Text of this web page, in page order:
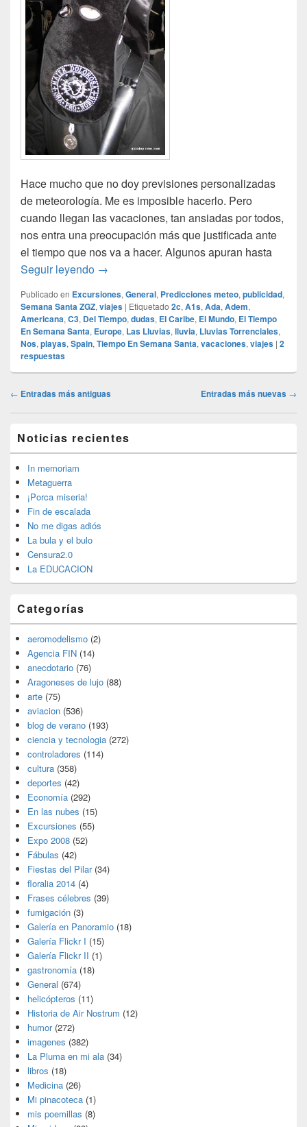
Hace mucho que no doy previsiones personalizadas
de meteorología. Me es imposible hacerlo. Pero
cuando llegan las vacaciones, tan ansiadas por todos,
nos entra una preocupación más que justificada ante
el tiempo que nos va a hacer. Algunos apuran hasta
Seguir leyendo El tiempo en Semana Santa
→
Publicado en Excursiones, General, Predicciones meteo, publicidad,
Semana Santa ZGZ, viajes | Etiquetado 2c, A1s, Ada, Adem,
Americana, C3, Del Tiempo, dudas, El Caribe, El Mundo, El Tiempo
En Semana Santa, Europe, Las Lluvias, lluvia, Lluvias Torrenciales,
Nos, playas, Spain, Tiempo En Semana Santa, vacaciones, viajes | 2
respuestas
Navegación
← Entradas más antiguas Entradas más nuevas →
área
de
widget
barra
lateral
primaria
Noticias recientes
In memoriam
Metaguerra
¡Porca miseria!
Fin de escalada
No me digas adiós
La bula y el bulo
Censura2.0
La EDUCACION
Categorías
aeromodelismo (2)
Agencia FIN (14)
anecdotario (76)
Aragoneses de lujo (88)
arte (75)
aviacion (536)
blog de verano (193)
ciencia y tecnologia (272)
controladores (114)
cultura (358)
deportes (42)
Economía (292)
En las nubes (15)
Excursiones (55)
Expo 2008 (52)
Fábulas (42)
Fiestas del Pilar(34)
floralia 2014 (4)
Frases célebres (39)
fumigación (3)
Galería en Panoramio (18)
Galería Flickr I (15)
Galería Flickr II (1)
gastronomía (18)
General (674)
helicópteros (11)
Historia de Air Nostrum (12)
humor(272)
imagenes (382)
La Pluma en mi ala (34)
libros (18)
Medicina (26)
Mi pinacoteca (1)
mis poemillas (8)